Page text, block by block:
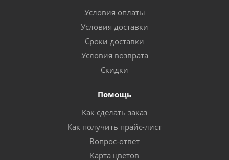
Условия оплаты
Условия доставки
Сроки доставки
Условия возврата
Скидки
Помощь
Как сделать заказ
Как получить прайс-лист
Вопрос-ответ
Карта цветов